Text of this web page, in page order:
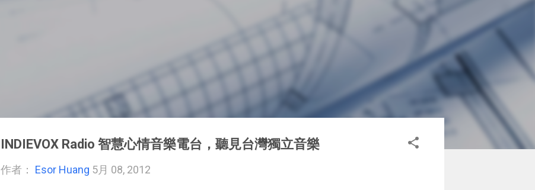
INDIEVOX Radio 智慧心情音樂電台，聽見台灣獨立音樂
作者： Esor Huang 5月 08, 2012